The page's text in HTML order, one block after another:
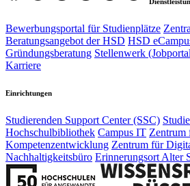
Bewerbungsportal für Studienplätze
Beratungsangebot der HSD HSD
Gründungsberatung Stellenwerk
Karriere
Einrichtungen
Studierenden Support Center (SSC)
Hochschulbibliothek Campus IT Zentrum
Kompetenzentwicklung Zentrum für
Nachhaltigkeitsbüro Erinnerungsort Alter